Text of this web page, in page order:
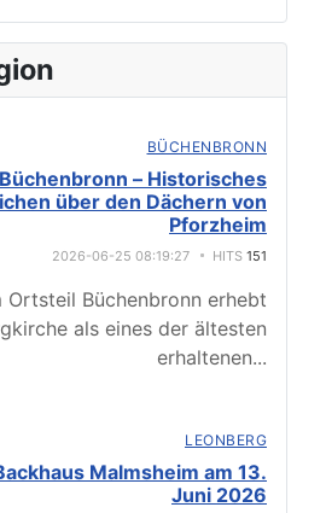
BÜCHENBRONN
– Historisches
über den Dächern von
Pforzheim
2026-06-25 08:19:27 HITS 151
Ortsteil Büchenbronn erhebt
als eines der ältesten
erhaltenen...
LEONBERG
Malmsheim am 13.
Juni 2026